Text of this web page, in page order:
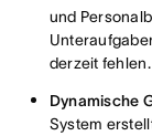
und
derzeit fehlen.
Dynamische
System